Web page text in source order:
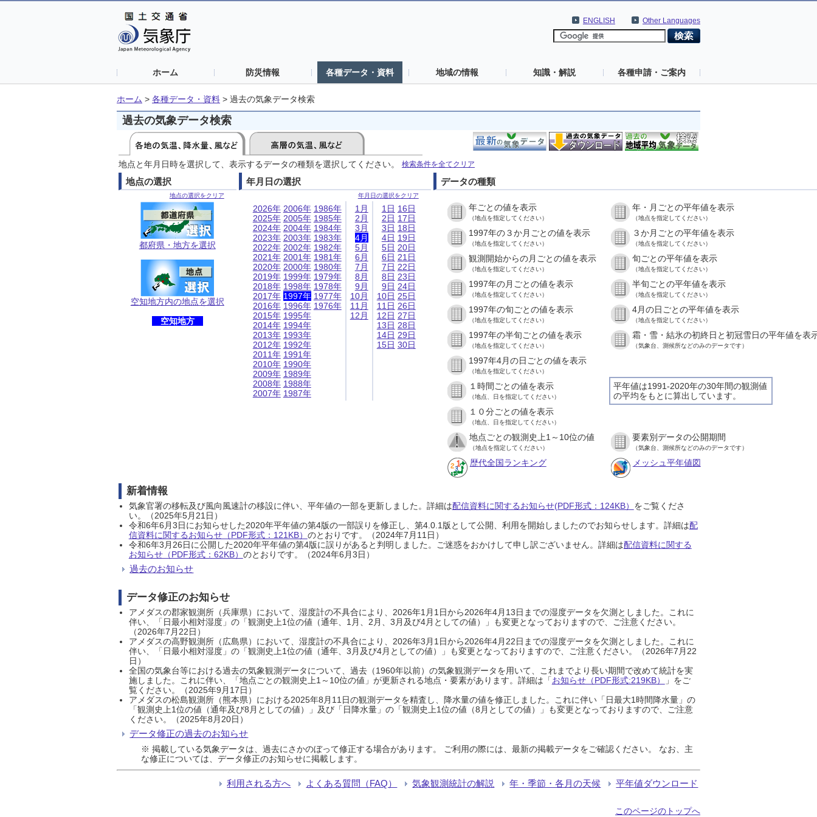
Other Languages
ENGLISH
ホーム 防災情報 各種データ・資料 地域の情報 知識・解説 各種申請・ご案内
ホーム > 各種データ・資料 > 過去の気象データ検索
過去の気象データ検索
地点と年月日時を選択して、表示するデータの種類を選択してください。 検索条件を全てクリア
地点の選択
地点の選択をクリア
都府県・地方を選択
空知地方内の地点を選択
空知地方
年月日の選択
年月日の選択をクリア
2026年
2025年
2024年
2023年
2022年
2021年
2020年
2019年
2018年
2017年
2016年
2015年
2014年
2013年
2012年
2011年
2010年
2009年
2008年
2007年
2006年
2005年
2004年
2003年
2002年
2001年
2000年
1999年
1998年
1997年
1996年
1995年
1994年
1993年
1992年
1991年
1990年
1989年
1988年
1987年
1986年
1985年
1984年
1983年
1982年
1981年
1980年
1979年
1978年
1977年
1976年
1月
2月
3月
4月
5月
6月
7月
8月
9月
10月
11月
12月
1日
2日
3日
4日
5日
6日
7日
8日
9日
10日
11日
12日
13日
14日
15日
16日
17日
18日
19日
20日
21日
22日
23日
24日
25日
26日
27日
28日
29日
30日
データの種類
年ごとの値を表示
（地点を指定してください）
年・月ごとの平年値を表示
（地点を指定してください）
1997年の３か月ごとの値を表示
（地点を指定してください）
３か月ごとの平年値を表示
（地点を指定してください）
観測開始からの月ごとの値を表示
（地点を指定してください）
旬ごとの平年値を表示
（地点を指定してください）
1997年の月ごとの値を表示
（地点を指定してください）
半旬ごとの平年値を表示
（地点を指定してください）
1997年の旬ごとの値を表示
（地点を指定してください）
4月の日ごとの平年値を表示
（地点を指定してください）
1997年の半旬ごとの値を表示
（地点を指定してください）
霜・雪・結氷の初終日と初冠雪日の平年値を表
（気象台、測候所などのみのデータです）
1997年4月の日ごとの値を表示
（地点を指定してください）
平年値は1991-2020年の30年間の観測値
の平均をもとに算出しています。
１時間ごとの値を表示
（地点、日を指定してください）
１０分ごとの値を表示
（地点、日を指定してください）
地点ごとの観測史上1～10位の値
（地点を指定してください）
要素別データの公開期間
（気象台、測候所などのみのデータです）
歴代全国ランキング メッシュ平年値図
新着情報
気象官署の移転及び風向風速計の移設に伴い、平年値の一部を更新しました。詳細は配信資料に関するお知らせ(PDF形式：124KB） をご覧くださ
い。（2025年5月21日）
令和6年6月3日にお知らせした2020年平年値の第4版の一部誤りを修正し、第4.0.1版として公開、利用を開始しましたのでお知らせします。詳細は配
信資料に関するお知らせ（PDF形式：121KB） のとおりです。（2024年7月11日）
令和6年3月26日に公開した2020年平年値の第4版に誤りがあると判明しました。ご迷惑をおかけして申し訳ございません。詳細は配信資料に関する
お知らせ（PDF形式：62KB） のとおりです。（2024年6月3日）
過去のお知らせ
データ修正のお知らせ
アメダスの郡家観測所（兵庫県）において、湿度計の不具合により、2026年1月1日から2026年4月13日までの湿度データを欠測としました。これに
伴い、「日最小相対湿度」の「観測史上1位の値（通年、1月、2月、3月及び4月としての値）」も変更となっておりますので、ご注意ください。
（2026年7月22日）
アメダスの高野観測所（広島県）において、湿度計の不具合により、2026年3月1日から2026年4月22日までの湿度データを欠測としました。これに
伴い、「日最小相対湿度」の「観測史上1位の値（通年、3月及び4月としての値）」も変更となっておりますので、ご注意ください。（2026年7月22
日）
全国の気象台等における過去の気象観測データについて、過去（1960年以前）の気象観測データを用いて、これまでより長い期間で改めて統計を実
施しました。これに伴い、「地点ごとの観測史上1～10位の値」が更新される地点・要素があります。詳細は「お知らせ（PDF形式:219KB）
」をご
覧ください。（2025年9月17日）
アメダスの松島観測所（熊本県）における2025年8月11日の観測データを精査し、降水量の値を修正しました。これに伴い「日最大1時間降水量」の
「観測史上1位の値（通年及び8月としての値）」及び「日降水量」の「観測史上1位の値（8月としての値）」も変更となっておりますので、ご注意
ください。（2025年8月20日）
データ修正の過去のお知らせ
※ 掲載している気象データは、過去にさかのぼって修正する場合があります。 ご利用の際には、最新の掲載データをご確認ください。 なお、主
な修正については、データ修正のお知らせに掲載します。
利用される方へ よくある質問（FAQ） 気象観測統計の解説 年・季節・各月の天候 平年値ダウンロード
このページのトップへ